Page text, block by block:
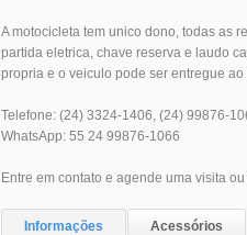
A motocicleta tem unico dono, todas as
partida eletrica, chave reserva e laudo
propria e o veiculo pode ser entregue ao
Telefone: (24) 3324-1406, (24) 99876-
WhatsApp: 55 24 99876-1066
Entre em contato e agende uma visita
Informações Acessórios